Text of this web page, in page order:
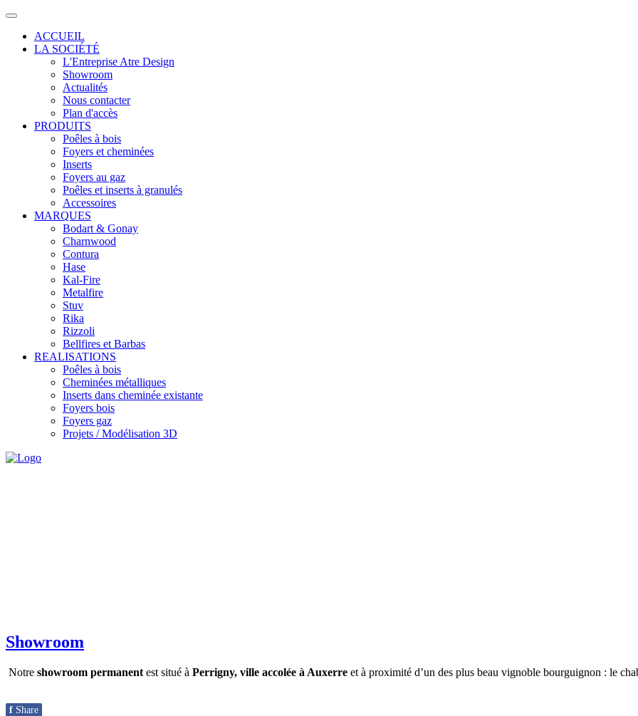
ACCUEIL
LA SOCIÉTÉ
L'Entreprise Atre Design
Showroom
Actualités
Nous contacter
Plan d'accès
PRODUITS
Poêles à bois
Foyers et cheminées
Inserts
Foyers au gaz
Poêles et inserts à granulés
Accessoires
MARQUES
Bodart & Gonay
Charnwood
Contura
Hase
Kal-Fire
Metalfire
Stuv
Rika
Rizzoli
Bellfires et Barbas
REALISATIONS
Poêles à bois
Cheminées métalliques
Inserts dans cheminée existante
Foyers bois
Foyers gaz
Projets / Modélisation 3D
Showroom
Notre showroom permanent est situé à Perrigny, ville accolée à Auxerre et à proximité d’un des plus beau vignoble bourguignon : le
f Share